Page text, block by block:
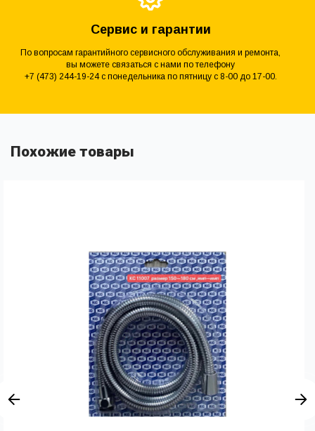
Сервис и гарантии
По вопросам гарантийного сервисного обслуживания и ремонта,
вы можете связаться с нами по телефону
+7 (473) 244-19-24 с понедельника по пятницу с 8-00 до 17-00.
Похожие товары